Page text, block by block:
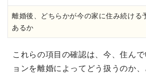
離婚後、どちらかが今の家に住み続ける
あるか
これらの項目の確認は、今、住ん
ョンを離婚によってどう扱うのか